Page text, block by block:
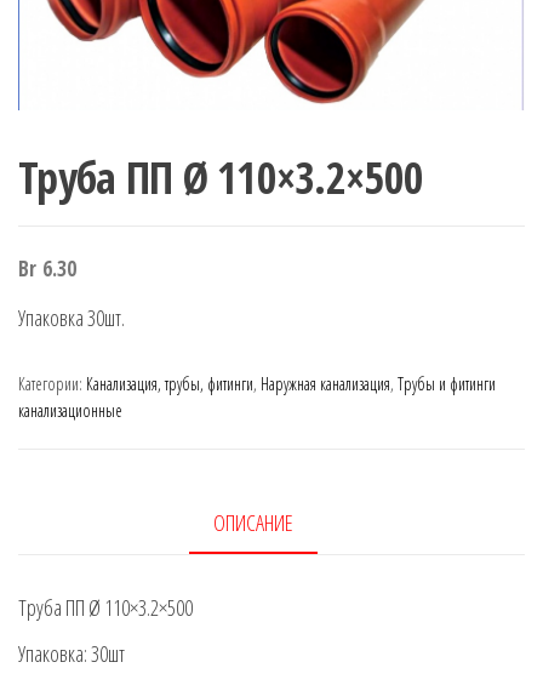
Труба ПП Ø 110×3.2×500
Br 6.30
Упаковка 30шт.
Категории: Канализация, трубы, фитинги, Наружная канализация, Трубы и фитинги
канализационные
ОПИСАНИЕ
Труба ПП Ø 110×3.2×500
Упаковка: 30шт